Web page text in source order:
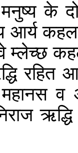
के
आर्य
म्लेच्छ
रहित
व